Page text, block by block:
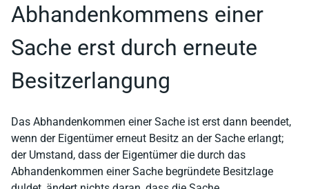
Abhandenkommens einer
Sache erst durch erneute
Besitzerlangung
Das Abhandenkommen einer Sache ist erst dann beendet,
wenn der Eigentümer erneut Besitz an der Sache erlangt;
der Umstand, dass der Eigentümer die durch das
Abhandenkommen einer Sache begründete Besitzlage